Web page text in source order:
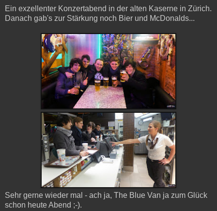
Ein exzellenter Konzertabend in der alten Kaserne in Zürich.
Danach gab's zur Stärkung noch Bier und McDonalds...
Sehr gerne wieder mal - ach ja, The Blue Van ja zum Glück
schon heute Abend ;-).